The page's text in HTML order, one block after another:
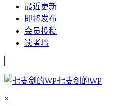
最近更新
即将发布
会员投稿
读者墙
七支剑的WP
×